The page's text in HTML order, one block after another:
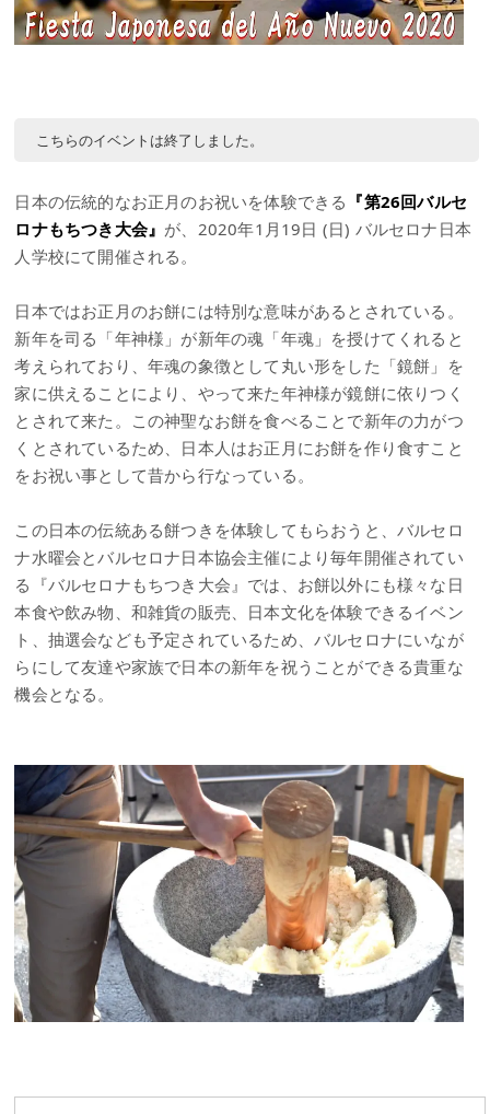
こちらのイベントは終了しました。
日本の伝統的なお正月のお祝いを体験できる 『第26回バルセ
ロナもちつき大会』 が、2020年1月19日 (日) バルセロナ日本
人学校にて開催される。
日本ではお正月のお餅には特別な意味があるとされている。
新年を司る「年神様」が新年の魂「年魂」を授けてくれると
考えられており、年魂の象徴として丸い形をした「鏡餅」を
家に供えることにより、やって来た年神様が鏡餅に依りつく
とされて来た。この神聖なお餅を食べることで新年の力がつ
くとされているため、日本人はお正月にお餅を作り食すこと
をお祝い事として昔から行なっている。
この日本の伝統ある餅つきを体験してもらおうと、バルセロ
ナ水曜会とバルセロナ日本協会主催により毎年開催されてい
る『バルセロナもちつき大会』では、お餅以外にも様々な日
本食や飲み物、和雑貨の販売、日本文化を体験できるイベン
ト、抽選会なども予定されているため、バルセロナにいなが
らにして友達や家族で日本の新年を祝うことができる貴重な
機会となる。